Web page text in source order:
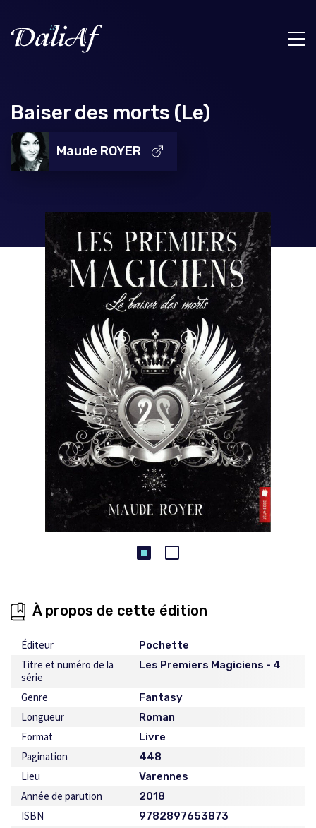
Baiser des morts (Le)
Maude ROYER
À propos de cette édition
Éditeur Pochette
Titre et numéro de la
série
Les Premiers Magiciens - 4
Genre Fantasy
Longueur Roman
Format Livre
Pagination 448
Lieu Varennes
Année de parution 2018
ISBN 9782897653873